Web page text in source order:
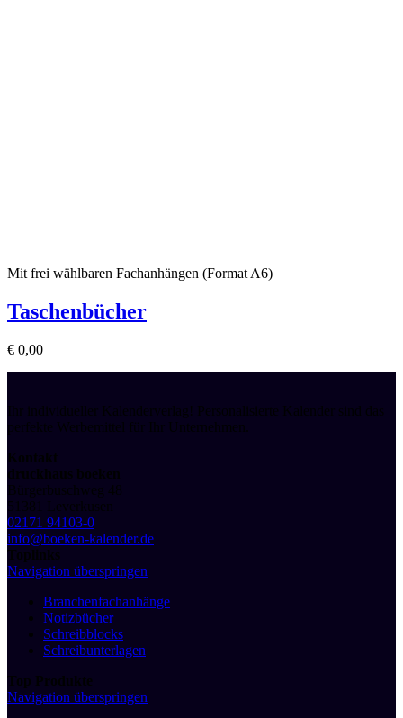
Mit frei wählbaren Fachanhängen (Format A6)
Taschenbücher
€ 0,00
Ihr individueller Kalenderverlag! Personalisierte Kalender sind das
perfekte Werbemittel für Ihr Unternehmen.
Kontakt
druckhaus boeken
Bürgerbuschweg 48
51381 Leverkusen
02171 94103-0
info@boeken-kalender.de
Toplinks
Navigation überspringen
Branchenfachanhänge
Notizbücher
Schreibblocks
Schreibunterlagen
Top Produkte
Navigation überspringen